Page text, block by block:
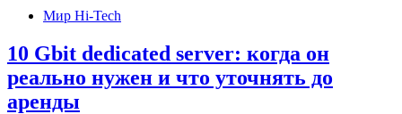
Мир Hi-Tech
10 Gbit dedicated server: когда он
реально нужен и что уточнять до
аренды